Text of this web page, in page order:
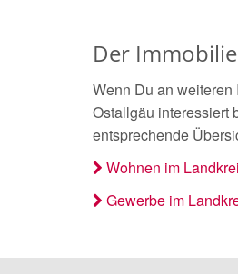
Der
Wenn Du an
Ostallgäu interessiert
entsprechende
Wohnen im
Gewerbe im